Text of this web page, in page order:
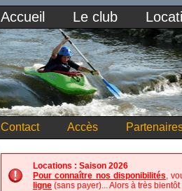
Accueil Le club
Contact Accès
Locations : Saison 2026
Pour connaître nos disponibilités,
ligne (sans payer)... Alors à très